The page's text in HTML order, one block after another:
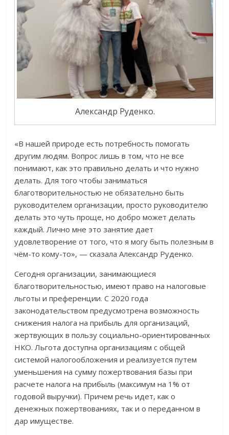
Александр Руденко.
«В нашей природе есть потребность помогать
другим людям. Вопрос лишь в том, что не все
понимают, как это правильно делать и что нужно
делать. Для того чтобы заниматься
благотворительностью не обязательно быть
руководителем организации, просто руководителю
делать это чуть проще, но добро может делать
каждый. Лично мне это занятие дает
удовлетворение от того, что я могу быть полезным в
чём-то кому-то», — сказала Александр Руденко.
Сегодня организации, занимающиеся
благотворительностью, имеют право на налоговые
льготы и преференции. С 2020 года
законодательством предусмотрена возможность
снижения налога на прибыль для организаций,
жертвующих в пользу социально-ориентированных
НКО. Льгота доступна организациям с общей
системой налогообложения и реализуется путем
уменьшения на сумму пожертвования базы при
расчете налога на прибыль (максимум на 1% от
годовой выручки). Причем речь идет, как о
денежных пожертвованиях, так и о переданном в
дар имуществе.